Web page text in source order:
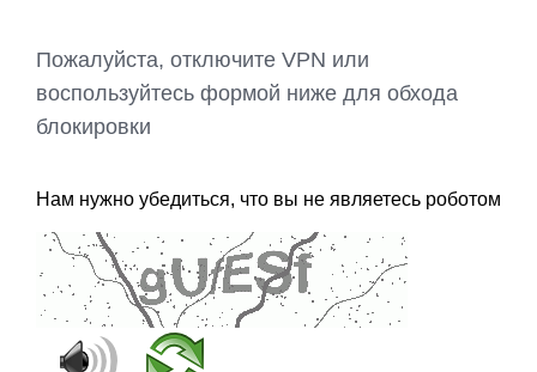
Пожалуйста, отключите VPN или
воспользуйтесь формой ниже для обхода
блокировки
Нам нужно убедиться, что вы не являетесь роботом